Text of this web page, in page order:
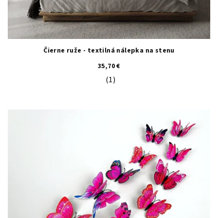
Čierne ruže - textilná nálepka na stenu
35,70 €
Priemerné hodnotenie produktu
(1)